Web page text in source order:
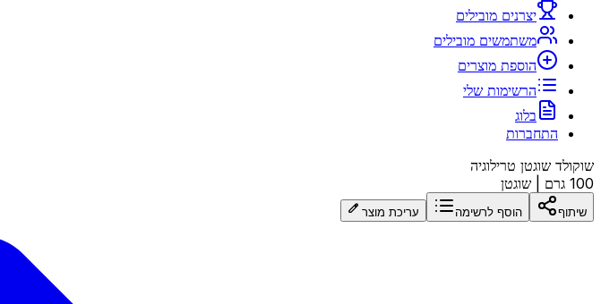
יצרנים מובילים
משתמשים מובילים
הוספת מוצרים
הרשימות שלי
בלוג
התחברות
שוקולד שוגטן טרילוגיה
100 גרם
שוגטן
שיתוף הוסף לרשימה עריכת מוצר